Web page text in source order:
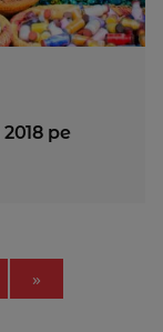
pe
»